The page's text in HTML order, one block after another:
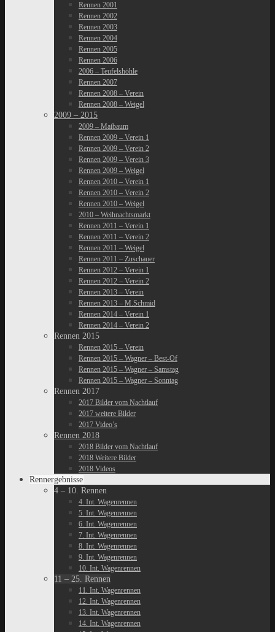
Rennen 2001
Rennen 2002
Rennen 2003
Rennen 2004
Rennen 2005
Rennen 2006
2006 – Teufelshöhle
Rennen 2007
Rennen 2008 – Verein
Rennen 2008 – Weigel
2009 – 2015
2009 – Maibaum
Rennen 2009 – Verein 1
Rennen 2009 – Verein 2
Rennen 2009 – Verein 3
Rennen 2009 – Weigel
Rennen 2010 – Verein 1
Rennen 2010 – Verein 2
Rennen 2010 – Weigel
2010 – Weihnachtsmarkt
Rennen 2011 – Verein 1
Rennen 2011 – Verein 2
Rennen 2011 – Weigel
Rennen 2011 – Zuschauer
Rennen 2012 – Verein 1
Rennen 2012 – Verein 2
Rennen 2013 – Verein
Rennen 2013 – M.Schmid
Rennen 2014 – Verein 1
Rennen 2014 – Verein 2
Rennen 2015
Rennen 2015 – Verein
Rennen 2015 – Wagner – Best-Of
Rennen 2015 – Wagner – Samstag
Rennen 2015 – Wagner – Sonntag
Rennen 2017
2017 Bilder vom Nachtlauf
2017 weitere Bilder
2017 Video’s
Rennen 2018
2018 Bilder vom Nachtlauf
2018 Weitere Bilder
2018 Videos
Rennergebnisse
4 – 10. Rennen
4. Int. Wagenrennen
5. Int. Wagenrennen
6. Int. Wagenrennen
7. Int. Wagenrennen
8. Int. Wagenrennen
9. Int. Wagenrennen
10. Int. Wagenrennen
11 – 25. Rennen
11. Int. Wagenrennen
12. Int. Wagenrennen
13. Int. Wagenrennen
14. Int. Wagenrennen